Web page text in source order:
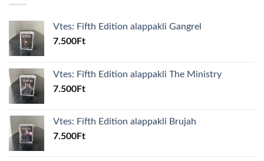
Vtes: Fifth Edition alappakli Gangrel
7.500Ft
Vtes: Fifth Edition alappakli The Ministry
7.500Ft
Vtes: Fifth Edition alappakli Brujah
7.500Ft